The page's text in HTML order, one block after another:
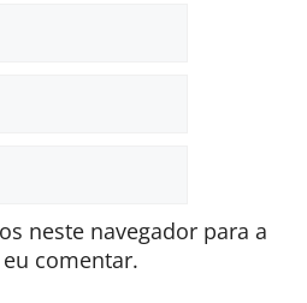
neste navegador para a
comentar.